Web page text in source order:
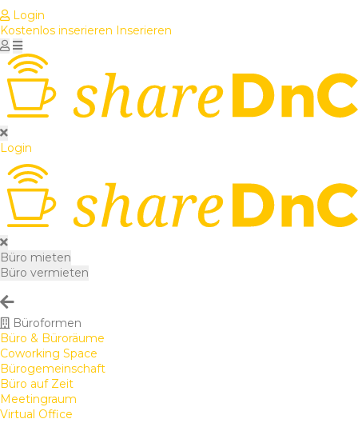
Login
Kostenlos inserieren Inserieren
Login
Büro mieten
Büro vermieten
Büroformen
Büro & Büroräume
Coworking Space
Bürogemeinschaft
Büro auf Zeit
Meetingraum
Virtual Office